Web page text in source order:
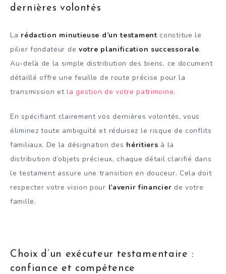
dernières volontés
La rédaction minutieuse d’un testament constitue le
pilier fondateur de votre planification successorale.
Au-delà de la simple distribution des biens, ce document
détaillé offre une feuille de route précise pour la
transmission etla gestion de votre patrimoine.
En spécifiant clairement vos dernières volontés, vous
éliminez toute ambiguïté et réduisez le risque de conflits
familiaux. De la désignation des héritiers à la
distribution d’objets précieux, chaque détail clarifié dans
le testament assure une transition en douceur. Cela doit
respecter votre vision pour l’avenir financier de votre
famille.
Choix d’un exécuteur testamentaire :
confiance et compétence